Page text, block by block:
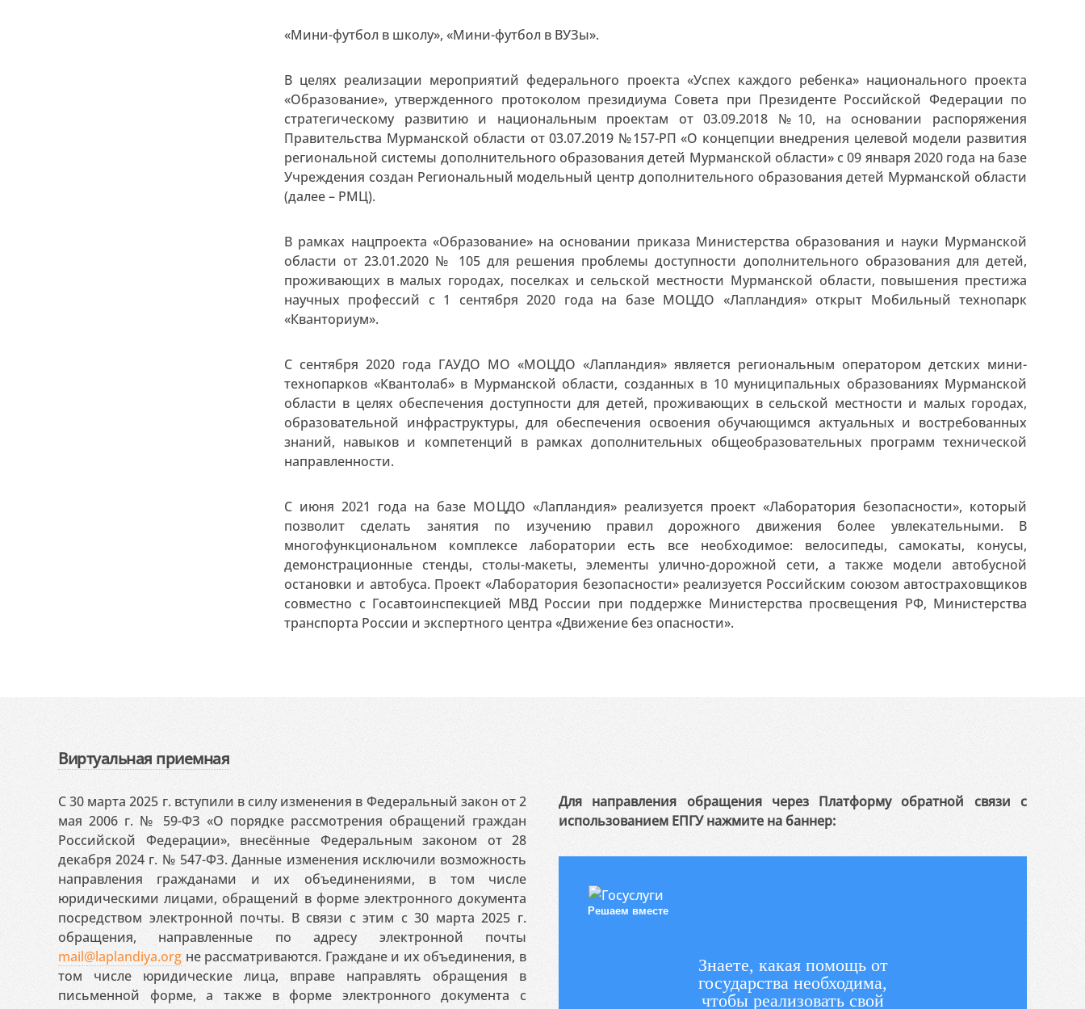
«Мини-футбол в школу», «Мини-футбол в ВУЗы».
В целях реализации мероприятий федерального проекта «Успех каждого ребенка» национального проекта
«Образование», утвержденного протоколом президиума Совета при Президенте Российской Федерации по
стратегическому развитию и национальным проектам от 03.09.2018 №10, на основании распоряжения
Правительства Мурманской области от 03.07.2019 №157-РП «О концепции внедрения целевой модели развития
региональной системы дополнительного образования детей Мурманской области» с 09 января 2020 года на базе
Учреждения создан Региональный модельный центр дополнительного образования детей Мурманской области
(далее – РМЦ).
В рамках нацпроекта «Образование» на основании приказа Министерства образования и науки Мурманской
области от 23.01.2020 № 105 для решения проблемы доступности дополнительного образования для детей,
проживающих в малых городах, поселках и сельской местности Мурманской области, повышения престижа
научных профессий с 1 сентября 2020 года на базе МОЦДО «Лапландия» открыт Мобильный технопарк
«Кванториум».
С сентября 2020 года ГАУДО МО «МОЦДО «Лапландия» является региональным оператором детских мини-
технопарков «Квантолаб» в Мурманской области, созданных в 10 муниципальных образованиях Мурманской
области в целях обеспечения доступности для детей, проживающих в сельской местности и малых городах,
образовательной инфраструктуры, для обеспечения освоения обучающимся актуальных и востребованных
знаний, навыков и компетенций в рамках дополнительных общеобразовательных программ технической
направленности.
С июня 2021 года на базе МОЦДО «Лапландия» реализуется проект «Лаборатория безопасности», который
позволит сделать занятия по изучению правил дорожного движения более увлекательными. В
многофункциональном комплексе лаборатории есть все необходимое: велосипеды, самокаты, конусы,
демонстрационные стенды, столы-макеты, элементы улично-дорожной сети, а также модели автобусной
остановки и автобуса. Проект «Лаборатория безопасности» реализуется Российским союзом автостраховщиков
совместно с Госавтоинспекцией МВД России при поддержке Министерства просвещения РФ, Министерства
транспорта России и экспертного центра «Движение без опасности».
Виртуальная приемная
С 30 марта 2025 г. вступили в силу изменения в Федеральный закон от 2
мая 2006 г. № 59-ФЗ «О порядке рассмотрения обращений граждан
Российской Федерации», внесённые Федеральным законом от 28
декабря 2024 г. № 547-ФЗ. Данные изменения исключили возможность
направления гражданами и их объединениями, в том числе
юридическими лицами, обращений в форме электронного документа
посредством электронной почты. В связи с этим с 30 марта 2025 г.
обращения, направленные по адресу электронной почты
mail@laplandiya.org не рассматриваются. Граждане и их объединения, в
том числе юридические лица, вправе направлять обращения в
письменной форме, а также в форме электронного документа с
Для направления обращения через Платформу обратной связи с
использованием ЕПГУ нажмите на баннер:
Решаем вместе
Знаете, какая помощь от
государства необходима,
чтобы реализовать свой